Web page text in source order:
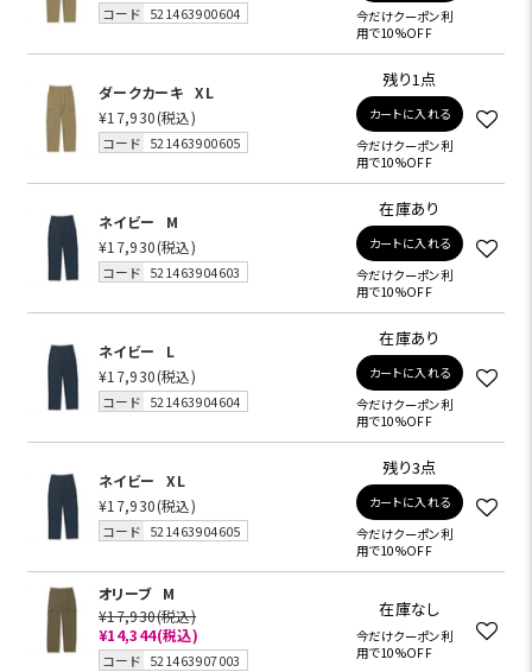
コード 521463900604
今だけクーポン利
用で10%OFF
ダークカーキ
XL
¥17,930(税込)
コード 521463900605
残り1点
カートに入れる
今だけクーポン利
用で10%OFF
ネイビー
M
¥17,930(税込)
コード 521463904603
在庫あり
カートに入れる
今だけクーポン利
用で10%OFF
ネイビー
L
¥17,930(税込)
コード 521463904604
在庫あり
カートに入れる
今だけクーポン利
用で10%OFF
ネイビー
XL
¥17,930(税込)
コード 521463904605
残り3点
カートに入れる
今だけクーポン利
用で10%OFF
オリーブ
M
¥17,930(税込)
¥14,344(税込)
コード 521463907003
在庫なし
今だけクーポン利
用で10%OFF